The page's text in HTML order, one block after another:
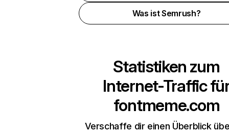
Was ist Semrush?
Statistiken zum
Internet-Traffic
fontmeme.com
Verschaffe dir einen Überblick